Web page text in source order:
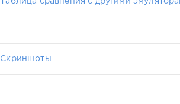
Скриншоты